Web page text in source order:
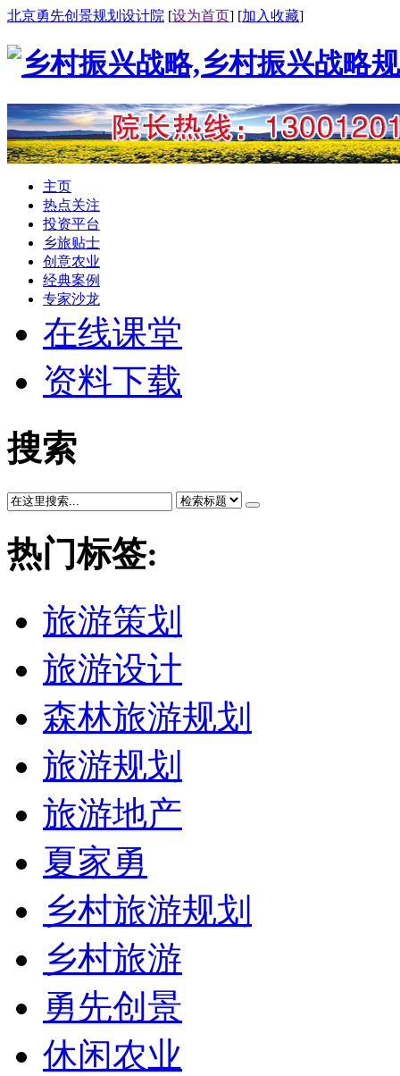
北京勇先创景规划设计院 [设为首页] [加入收藏]
主页
热点关注
投资平台
乡旅贴士
创意农业
经典案例
专家沙龙
在线课堂
资料下载
搜索
热门标签:
旅游策划
旅游设计
森林旅游规划
旅游规划
旅游地产
夏家勇
乡村旅游规划
乡村旅游
勇先创景
休闲农业